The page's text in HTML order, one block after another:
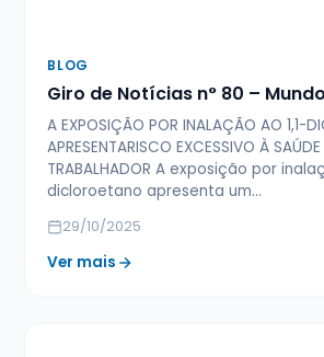
BLOG
Giro de Notícias n° 80 – Mundo
A EXPOSIÇÃO POR INALAÇÃO AO 1,1-
APRESENTARISCO EXCESSIVO À
TRABALHADOR A exposição por
dicloroetano apresenta um…
29/10/2025
Ver mais